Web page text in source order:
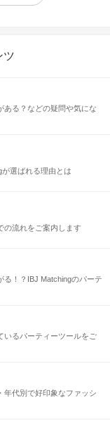
ツ
ある？などの疑問や気にな
選ばれる理由とは
の流れをご案内します
る！？IBJ Matchingのパーテ
いるパーティーツールをご
年代別で好印象なファッシ